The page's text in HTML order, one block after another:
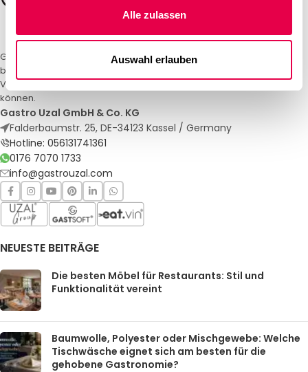
Alle zulassen
Auswahl erlauben
Gastro Uzal – Ihr Spezialist für Gastronomiemöbel und -textilien. Wir
bieten maßgeschneiderte Lösungen für Restaurants, Hotels und
Veranstaltungen. Qualität und Service, auf die Sie sich verlassen
können.
Gastro Uzal GmbH & Co. KG
Falderbaumstr. 25, DE-34123 Kassel / Germany
Hotline: 056131741361
0176 7070 1733
info@gastrouzal.com
NEUESTE BEITRÄGE
Die besten Möbel für Restaurants: Stil und
Funktionalität vereint
Baumwolle, Polyester oder Mischgewebe: Welche
Tischwäsche eignet sich am besten für die
gehobene Gastronomie?